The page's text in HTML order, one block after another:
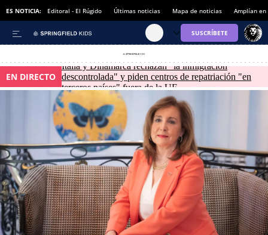
ES NOTICIA: Editoral - El Rúgido Últimas noticias Mapa de noticias Amplían
EN DIRECTO
Italia y Dinamarca rechazan "la inmigración
descontrolada" y piden centros de repatriación "en
terceros países" fuera de la UE